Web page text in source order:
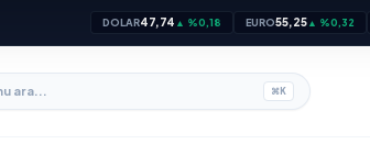
DOLAR47,74 ▲ %0,18 EURO55,25▲ %0,32
⌘K